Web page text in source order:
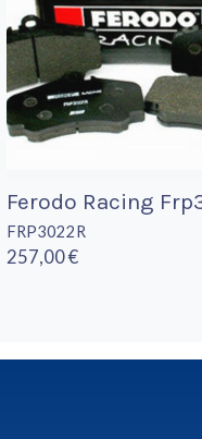
Ferodo Racing
FRP3022R
257,00 €